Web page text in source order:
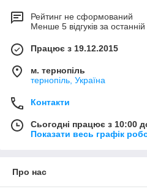
Рейтинг не сформований
Менше 5 відгуків за останній
Працює з 19.12.2015
м. тернопіль
тернопіль, Україна
Контакти
Сьогодні працює з 10:00
Показати весь графік
Про нас